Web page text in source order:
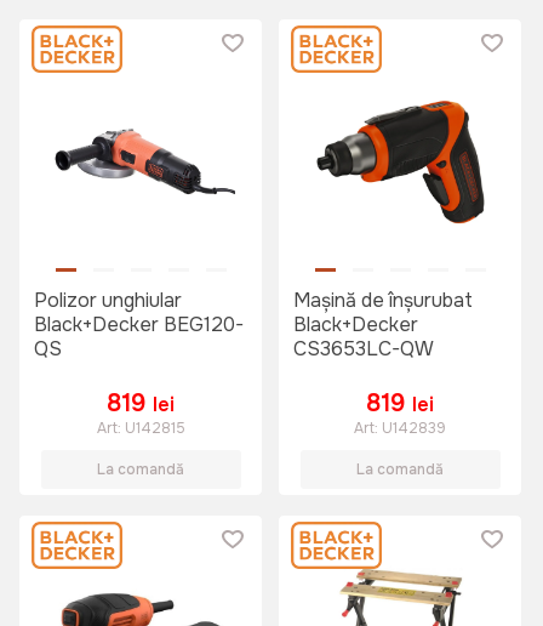
Polizor unghiular
Black+Decker BEG120-
QS
819 lei
Art: U142815
La comandă
Mașină de înşurubat
Black+Decker
CS3653LC-QW
819 lei
Art: U142839
La comandă